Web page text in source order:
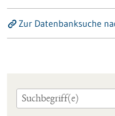
Zur Datenbanksuche